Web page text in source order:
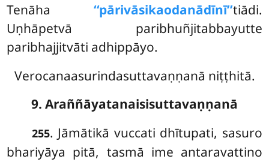
Tenāha ‘‘pārivāsikaodanādīnī’’tiādi.
Uṇhāpetvā paribhuñjitabbayutte
paribhajjitvāti adhippāyo.
Verocanaasurindasuttavaṇṇanā niṭṭhitā.
9. Araññāyatanaisisuttavaṇṇanā
255. Jāmātikā vuccati dhītupati, sasuro
bhariyāya pitā, tasmā ime antaravattino